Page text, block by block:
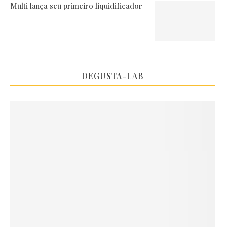
Multi lança seu primeiro liquidificador
DEGUSTA-LAB